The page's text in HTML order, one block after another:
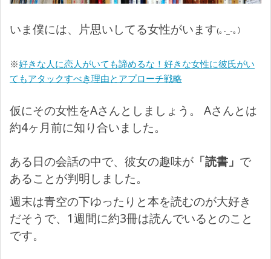
いま僕には、片思いしてる女性がいます(｡-_-｡）
※好きな人に恋人がいても諦めるな！好きな女性に彼氏がい
てもアタックすべき理由とアプローチ戦略
仮にその女性をAさんとしましょう。 Aさんとは
約4ヶ月前に知り合いました。
ある日の会話の中で、彼女の趣味が 「読書」 で
あることが判明しました。
週末は青空の下ゆったりと本を読むのが大好き
だそうで、1週間に約3冊は読んでいるとのこと
です。